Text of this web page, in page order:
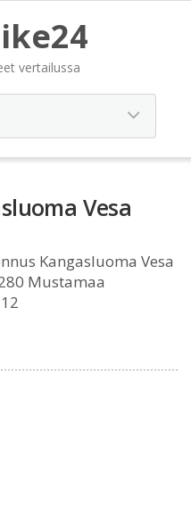
vertailussa
Vesa
Kangasluoma Vesa
Mustamaa